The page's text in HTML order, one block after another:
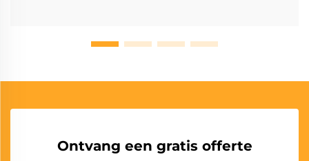
Ontvang een gratis offerte